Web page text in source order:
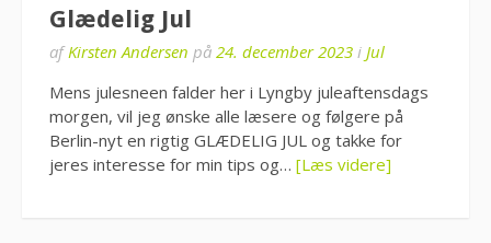
Glædelig Jul
afKirsten Andersen på 24. december 2023 i Jul
Mens julesneen falder her i Lyngby juleaftensdags
morgen, vil jeg ønske alle læsere og følgere på
Berlin-nyt en rigtig GLÆDELIG JUL og takke for
jeres interesse for min tips og… [Læs videre]